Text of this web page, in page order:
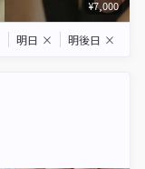
¥7,000
明日 × 明後日 ×